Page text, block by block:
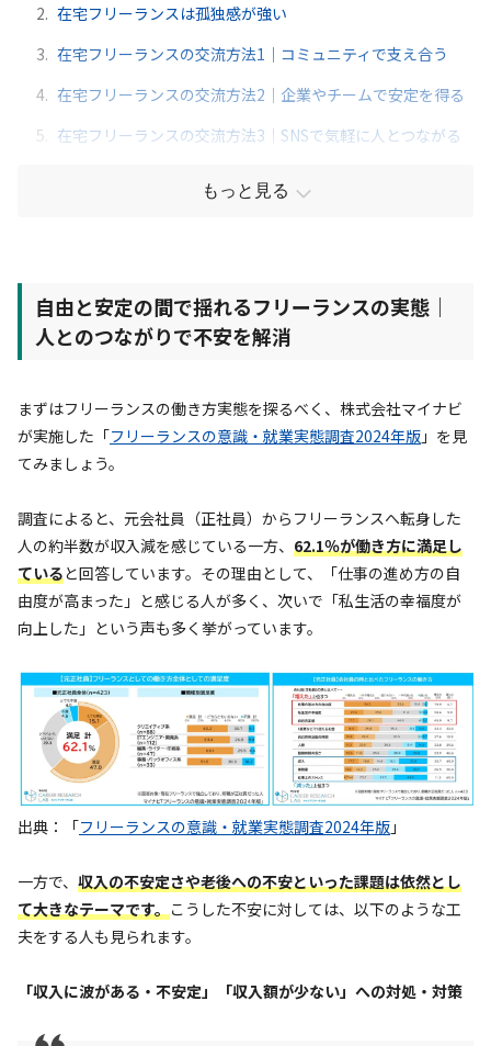
2. 在宅フリーランスは孤独感が強い
3. 在宅フリーランスの交流方法1｜コミュニティで支え合う
4. 在宅フリーランスの交流方法2｜企業やチームで安定を得る
5.
在宅フリーランスの交流方法3｜SNSで気軽に人とつながる
もっと見る
自由と安定の間で揺れるフリーランスの実態｜
人とのつながりで不安を解消
まずはフリーランスの働き方実態を探るべく、株式会社マイナビ
が実施した「フリーランスの意識・就業実態調査2024年版 」を見
てみましょう。
調査によると、元会社員（正社員）からフリーランスへ転身した
人の約半数が収入減を感じている一方、 62.1％が働き方に満足し
ていると回答しています。その理由として、「仕事の進め方の自
由度が高まった」と感じる人が多く、次いで「私生活の幸福度が
向上した」という声も多く挙がっています。
出典：「フリーランスの意識・就業実態調査2024年版 」
一方で、 収入の不安定さや老後への不安といった課題は依然とし
て大きなテーマです。こうした不安に対しては、以下のような工
夫をする人も見られます。
「収入に波がある・不安定」「収入額が少ない」への対処・対策